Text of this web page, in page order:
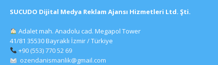
SUCUDO Dijital Medya Reklam Ajansı Hizmetleri Ltd. Şti.
Adalet mah. Anadolu cad. Megapol Tower
41/81 35530 Bayraklı İzmir / Türkiye
+90 (553) 770 52 69
ozendanismanlik@gmail.com